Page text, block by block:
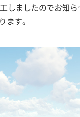
しましたのでお知ら
す。